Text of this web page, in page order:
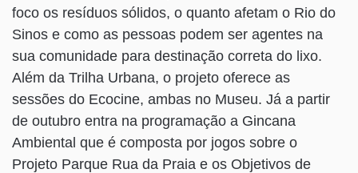
foco os resíduos sólidos, o quanto afetam o Rio do
Sinos e como as pessoas podem ser agentes na
sua comunidade para destinação correta do lixo.
Além da Trilha Urbana, o projeto oferece as
sessões do Ecocine, ambas no Museu. Já a partir
de outubro entra na programação a Gincana
Ambiental que é composta por jogos sobre o
Projeto Parque Rua da Praia e os Objetivos de